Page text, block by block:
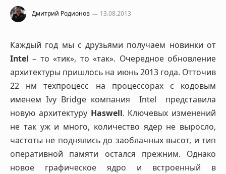
Дмитрий Родионов 13.08.2013
Каждый год мы с друзьями получаем новинки от
Intel – то «тик», то «так». Очередное обновление
архитектуры пришлось на июнь 2013 года. Отточив
22 нм техпроцесс на процессорах с кодовым
именем Ivy Bridge компания Intel представила
новую архитектуру Haswell. Ключевых изменений
не так уж и много, количество ядер не выросло,
частоты не поднялись до заоблачных высот, и тип
оперативной памяти остался прежним. Однако
новое графическое ядро и встроенный в